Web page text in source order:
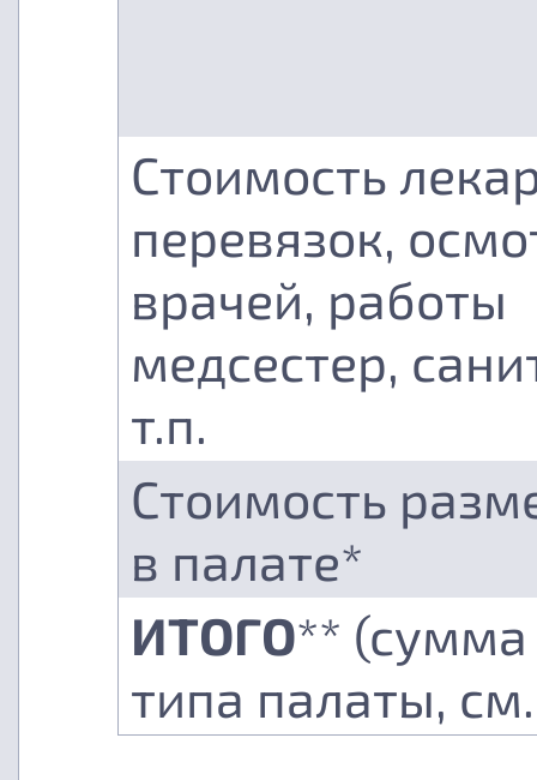
Стоимость
перевязок,
врачей, работы
медсестер,
т.п.
Стоимость
в палате*
ИТОГО** (сумма
типа палаты,